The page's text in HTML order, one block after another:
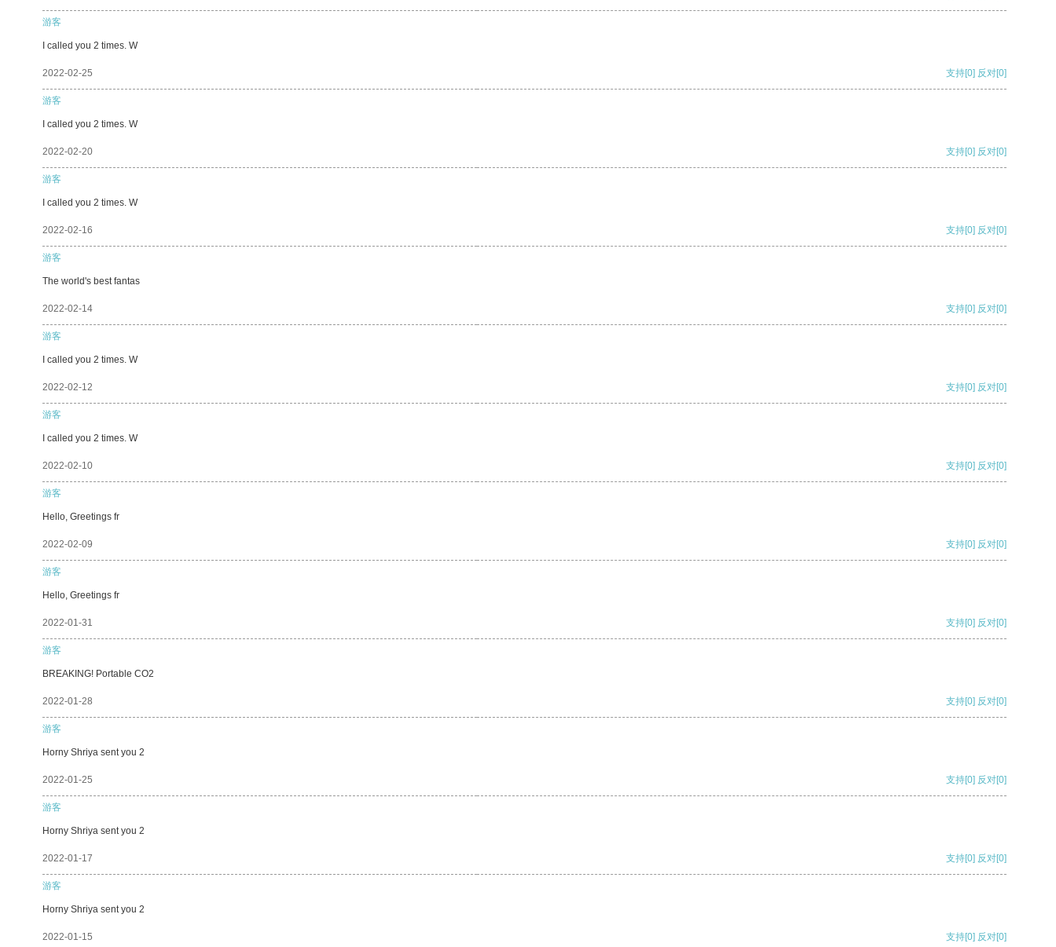
游客
I called you 2 times. W
2022-02-25 支持[0] 反对[0]
游客
I called you 2 times. W
2022-02-20 支持[0] 反对[0]
游客
I called you 2 times. W
2022-02-16 支持[0] 反对[0]
游客
The world's best fantas
2022-02-14 支持[0] 反对[0]
游客
I called you 2 times. W
2022-02-12 支持[0] 反对[0]
游客
I called you 2 times. W
2022-02-10 支持[0] 反对[0]
游客
Hello, Greetings fr
2022-02-09 支持[0] 反对[0]
游客
Hello, Greetings fr
2022-01-31 支持[0] 反对[0]
游客
BREAKING! Portable CO2
2022-01-28 支持[0] 反对[0]
游客
Horny Shriya sent you 2
2022-01-25 支持[0] 反对[0]
游客
Horny Shriya sent you 2
2022-01-17 支持[0] 反对[0]
游客
Horny Shriya sent you 2
2022-01-15 支持[0] 反对[0]